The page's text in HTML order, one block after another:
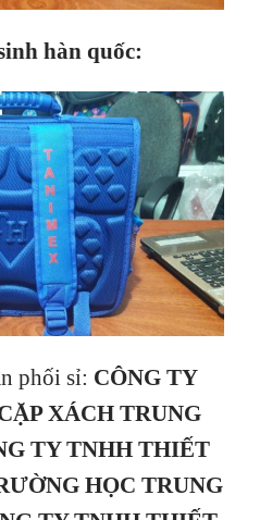
hàn quốc:
phối sỉ: CÔNG TY
XÁCH TRUNG
TY TNHH THIẾT
HỌC TRUNG